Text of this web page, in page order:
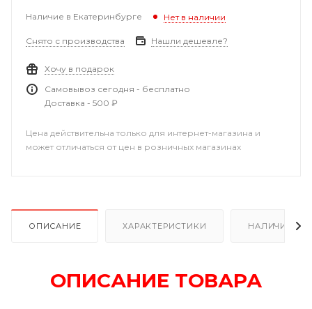
Наличие в Екатеринбурге Нет в наличии
Снято с производства Нашли дешевле?
Хочу в подарок
Самовывоз сегодня - бесплатно
Доставка - 500 ₽
Цена действительна только для интернет-магазина и
может отличаться от цен в розничных магазинах
ОПИСАНИЕ ХАРАКТЕРИСТИКИ НАЛИЧИЕ В
ОПИСАНИЕ ТОВАРА